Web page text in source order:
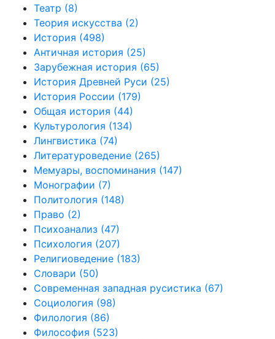
Театр (8)
Теория искусства (2)
История (498)
Античная история (25)
Зарубежная история (65)
История Древней Руси (25)
История России (179)
Общая история (44)
Культурология (134)
Лингвистика (74)
Литературоведение (265)
Мемуары, воспоминания (147)
Монографии (7)
Политология (148)
Право (2)
Психоанализ (47)
Психология (207)
Религиоведение (183)
Словари (50)
Современная западная русистика (67)
Социология (98)
Филология (86)
Философия (523)